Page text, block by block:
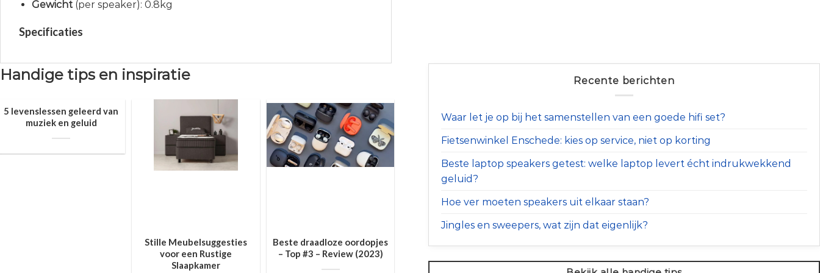
Gewicht(per speaker): 0.8kg
Specificaties
Handige tips en inspiratie
5 levenslessen geleerd van
muziek en geluid
Stille Meubelsuggesties
voor een Rustige
Slaapkamer
Beste draadloze oordopjes
– Top #3 – Review (2023)
Recente berichten
Waar let je op bij het samenstellen van een goede hifi set?
Fietsenwinkel Enschede: kies op service, niet op korting
Beste laptop speakers getest: welke laptop levert écht indrukwekkend
geluid?
Hoe ver moeten speakers uit elkaar staan?
Jingles en sweepers, wat zijn dat eigenlijk?